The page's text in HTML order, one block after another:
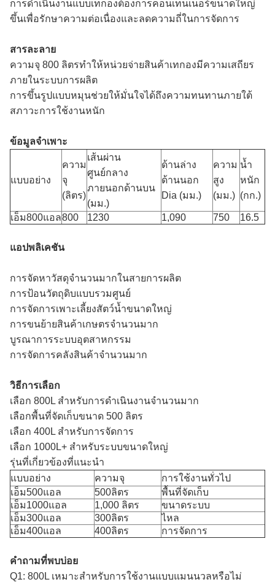
การดำเนินงานแบบเทกองต้องการคอนเทนเนอร์ขนาดใหญ่
ขึ้นเพื่อรักษาความต่อเนื่องและลดความถี่ในการจัดการ
สารละลาย
ความจุ 800 ลิตรทำให้หน่วยจ่ายสินค้าเทกองมีความเสถียร
ภายในระบบการผลิต
การขึ้นรูปแบบหมุนช่วยให้มั่นใจได้ถึงความทนทานภายใต้
สภาวะการใช้งานหนัก
ข้อมูลจำเพาะ
แบบอย่าง
ความ
จุ
(ลิตร)
เส้นผ่าน
ศูนย์กลาง
ภายนอกด้านบน
(มม.)
ด้านล่าง
ด้านนอก
Dia (มม.)
ความ
สูง
(มม.)
น้ำ
หนัก
(กก.)
เอ็ม800แอล800 1230 1,090 750 16.5
แอปพลิเคชัน
การจัดหาวัสดุจำนวนมากในสายการผลิต
การป้อนวัตถุดิบแบบรวมศูนย์
การจัดการเพาะเลี้ยงสัตว์น้ำขนาดใหญ่
การขนย้ายสินค้าเกษตรจำนวนมาก
บูรณาการระบบอุตสาหกรรม
การจัดการคลังสินค้าจำนวนมาก
วิธีการเลือก
เลือก 800L สำหรับการดำเนินงานจำนวนมาก
เลือกพื้นที่จัดเก็บขนาด 500 ลิตร
เลือก 400L สำหรับการจัดการ
เลือก 1000L+ สำหรับระบบขนาดใหญ่
รุ่นที่เกี่ยวข้องที่แนะนำ
แบบอย่าง
ความจุ
การใช้งานทั่วไป
เอ็ม500แอล
500ลิตร
พื้นที่จัดเก็บ
เอ็ม1000แอล
1,000 ลิตร
ขนาดระบบ
เอ็ม300แอล
300ลิตร
ไหล
เอ็ม400แอล
400ลิตร การจัดการ
คำถามที่พบบ่อย
Q1: 800L เหมาะสำหรับการใช้งานแบบแมนนวลหรือไม่